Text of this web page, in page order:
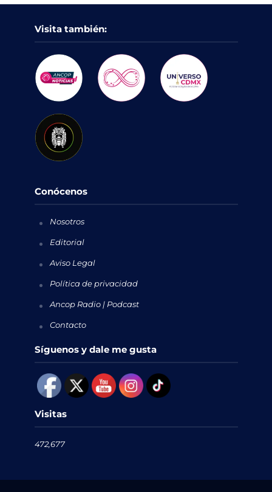
Visita también:
Conócenos
Nosotros
Editorial
Aviso Legal
Política de privacidad
Ancop Radio | Podcast
Contacto
Síguenos y dale me gusta
Visitas
472,677